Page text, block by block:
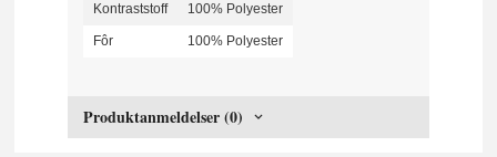
Kontraststoff 100% Polyester
Fôr 100% Polyester
Produktanmeldelser (0)